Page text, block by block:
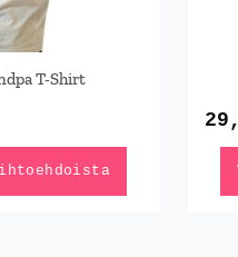
T-Shirt
tuotteen
sivulla.